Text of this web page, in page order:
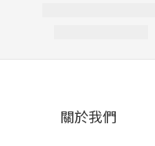
關於我們